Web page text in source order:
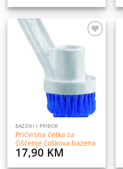
BAZENI I PRIBOR
Pričvrsna četka za
čišćenje čoškova bazena
17,90 KM